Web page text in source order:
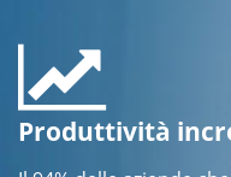
Produttività